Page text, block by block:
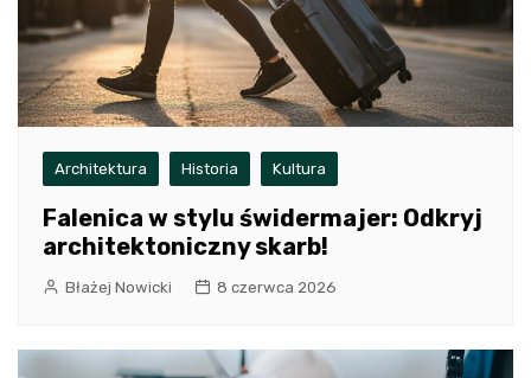
Architektura Historia Kultura
Falenica w stylu świdermajer: Odkryj
architektoniczny skarb!
Błażej Nowicki 8 czerwca 2026